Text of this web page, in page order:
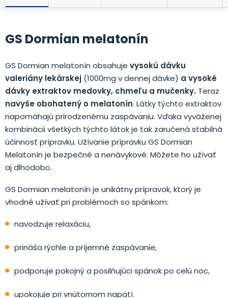
GS Dormian melatonín
GS Dormian melatonín obsahuje vysokú dávku
valeriány lekárskej (1000mg v dennej dávke) a vysoké
dávky extraktov medovky, chmeľu a mučenky. Teraz
navyše obohatený o melatonín. Látky týchto extraktov
napomáhajú prirodzenému zaspávaniu. Vďaka vyváženej
kombinácii všetkých týchto látok je tak zaručená stabilná
účinnosť prípravku. Užívanie prípravku GS Dormian
Melatonín je bezpečné a nenávykové. Môžete ho užívať
aj dlhodobo.
GS Dormian melatonín je unikátny prípravok, ktorý je
vhodné užívať pri problémoch so spánkom:
navodzuje relaxáciu,
prináša rýchle a príjemné zaspávanie,
podporuje pokojný a posilňujúci spánok po celú noc,
upokojuje pri vnútornom napätí.